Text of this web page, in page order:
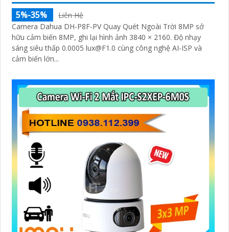
5%-35%
Liên Hệ
Camera Dahua DH-P8F-PV Quay Quét Ngoài Trời 8MP sở
hữu cảm biến 8MP, ghi lại hình ảnh 3840 × 2160. Độ nhạy
sáng siêu thấp 0.0005 lux@F1.0 cùng công nghệ AI-ISP và
cảm biến lớn...